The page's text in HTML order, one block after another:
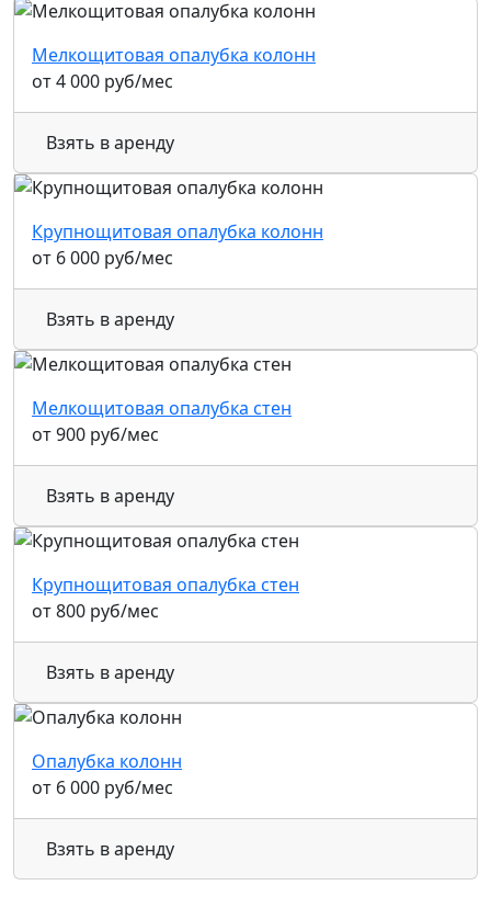
Мелкощитовая опалубка колонн
от4 000 руб/мес
Взять в аренду
Крупнощитовая опалубка колонн
от 6 000 руб/мес
Взять в аренду
Мелкощитовая опалубка стен
от900 руб/мес
Взять в аренду
Крупнощитовая опалубка стен
от800 руб/мес
Взять в аренду
Опалубка колонн
от 6 000 руб/мес
Взять в аренду